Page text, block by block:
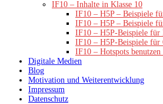
IF10 – Inhalte in Klasse 10
IF10 – H5P – Beispiele
IF10 – H5P – Beispiele
IF10 – H5P-Beispiele für
IF10 – H5P-Beispiele für
IF10 – Hotspots benutzen
Digitale Medien
Blog
Motivation und Weiterentwicklung
Impressum
Datenschutz